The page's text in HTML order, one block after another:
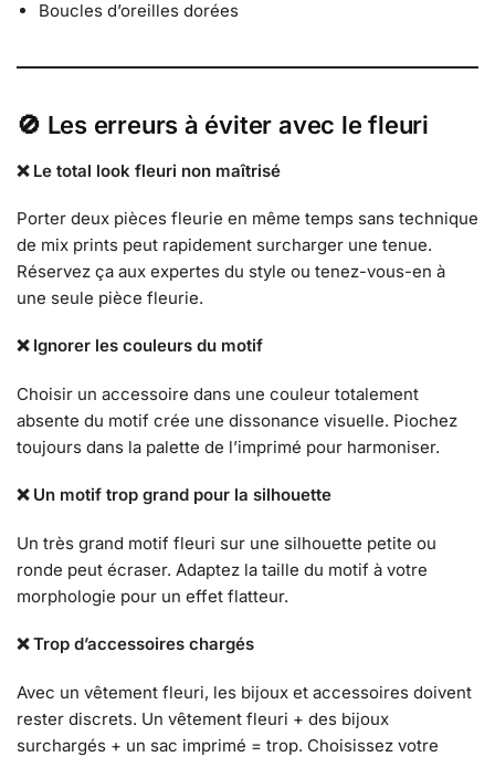
Boucles d’oreilles dorées
🚫 Les erreurs à éviter avec le fleuri
❌ Le total look fleuri non maîtrisé
Porter deux pièces fleurie en même temps sans technique
de mix prints peut rapidement surcharger une tenue.
Réservez ça aux expertes du style ou tenez-vous-en à
une seule pièce fleurie.
❌ Ignorer les couleurs du motif
Choisir un accessoire dans une couleur totalement
absente du motif crée une dissonance visuelle. Piochez
toujours dans la palette de l’imprimé pour harmoniser.
❌ Un motif trop grand pour la silhouette
Un très grand motif fleuri sur une silhouette petite ou
ronde peut écraser. Adaptez la taille du motif à votre
morphologie pour un effet flatteur.
❌ Trop d’accessoires chargés
Avec un vêtement fleuri, les bijoux et accessoires doivent
rester discrets. Un vêtement fleuri + des bijoux
surchargés + un sac imprimé = trop. Choisissez votre